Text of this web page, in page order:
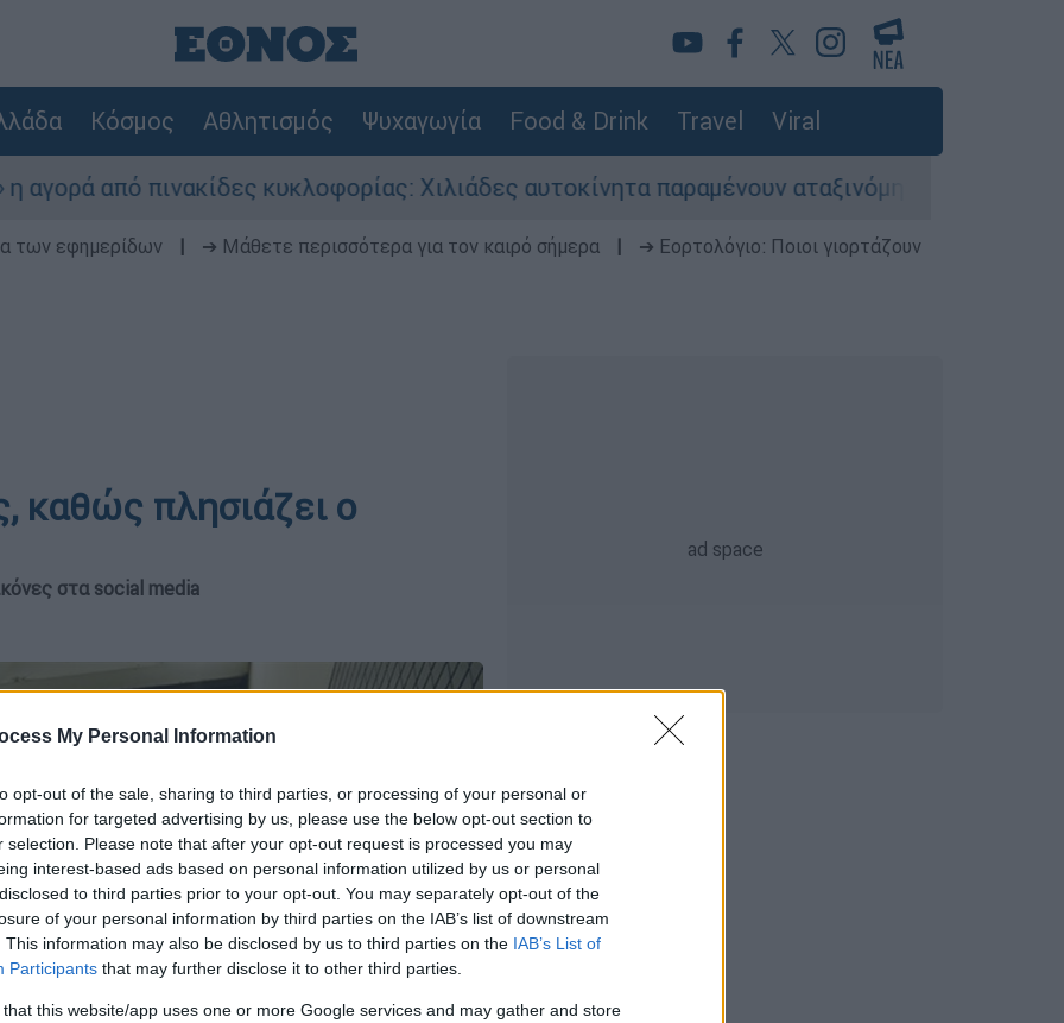
My Personal Information
opt-out of the sale, sharing to third parties, or processing of your personal or
for targeted advertising by us, please use the below opt-out section to
selection. Please note that after your opt-out request is processed you may
interest-based ads based on personal information utilized by us or personal
to third parties prior to your opt-out. You may separately opt-out of the
of your personal information by third parties on the IAB’s list of downstream
This information may also be disclosed by us to third parties on the IAB’s List of
Participants that may further disclose it to other third parties.
that this website/app uses one or more Google services and may gather and store
Κόσμος Αθλητισμός Ψυχαγωγία Food & Drink Travel Viral
από πινακίδες κυκλοφορίας: Χιλιάδες αυτοκίνητα παραμένουν αταξινόμητα - Λύση αναζητά
των εφημερίδων ➔ Μάθετε περισσότερα για τον καιρό σήμερα
➔ Εορτολόγιο: Ποιοι γιορτάζουν
καθώς πλησιάζει ο
στα social media